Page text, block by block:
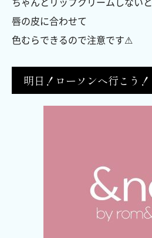
唇の皮に合わせて
色むらできるので注意です⚠︎
明日！ローソンへ行こう！